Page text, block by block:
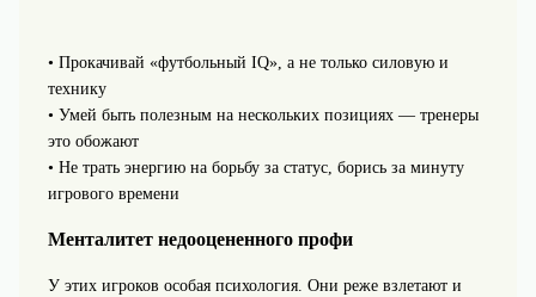
• Прокачивай «футбольный IQ», а не только силовую и
технику
• Умей быть полезным на нескольких позициях — тренеры
это обожают
• Не трать энергию на борьбу за статус, борись за минуту
игрового времени
Менталитет недооцененного профи
У этих игроков особая психология. Они реже взлетают и